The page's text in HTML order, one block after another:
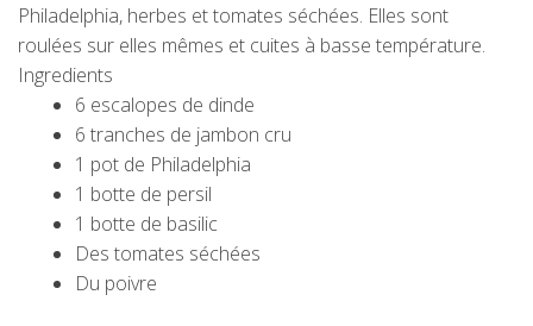
Philadelphia, herbes et tomates séchées. Elles sont
roulées sur elles mêmes et cuites à basse température.
Ingredients
6 escalopes de dinde
6 tranches de jambon cru
1 pot de Philadelphia
1 botte de persil
1 botte de basilic
Des tomates séchées
Du poivre